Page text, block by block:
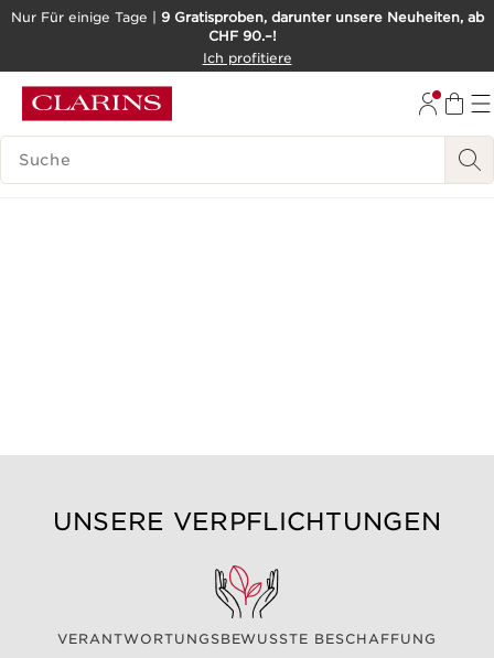
BARRIEREFREIHEITSWERKZEUG
Nur Für einige Tage | 9 Gratisproben, darunter unsere Neuheiten, ab
CHF 90.–!
Ich profitiere
LEGENDE SUCHEN
UNSERE VERPFLICHTUNGEN
VERANTWORTUNGSBEWUSSTE BESCHAFFUNG